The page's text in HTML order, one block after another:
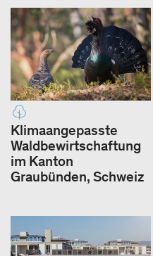
Klimaangepasste
Waldbewirtschaftung
im Kanton
Graubünden, Schweiz